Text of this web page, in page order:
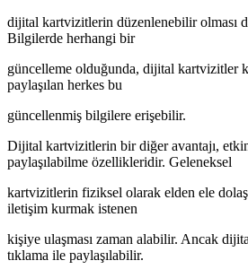
dijital kartvizitlerin düzenlenebilir olması
Bilgilerde herhangi bir
güncelleme olduğunda, dijital kartvizitler
paylaşılan herkes bu
güncellenmiş bilgilere erişebilir.
Dijital kartvizitlerin bir diğer avantajı,
paylaşılabilme özellikleridir. Geleneksel
kartvizitlerin fiziksel olarak elden ele
iletişim kurmak istenen
kişiye ulaşması zaman alabilir. Ancak
tıklama ile paylaşılabilir.